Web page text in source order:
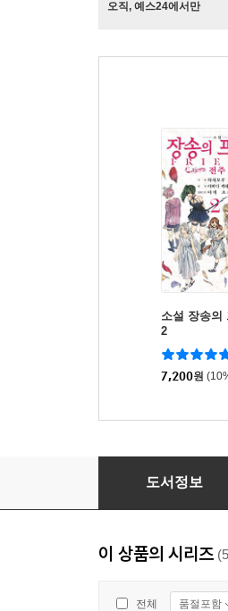
오직, 예스24에서만
소설 장송의
2
7,200원
화선 공주 야화 5
도서정보
이 상품의 시리즈
전체 품절포함